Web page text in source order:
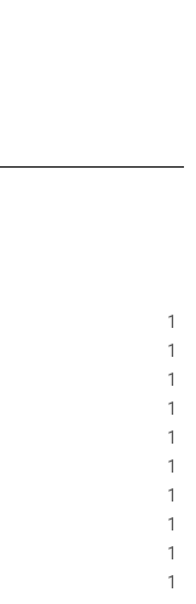
1
1
1
1
1
1
1
1
1
1